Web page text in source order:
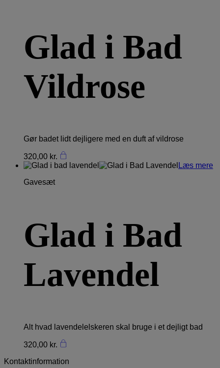
Glad i Bad
Vildrose
Gør badet lidt dejligere med en duft af vildrose
320,00 kr.
Læs mere
Gavesæt
Glad i Bad
Lavendel
Alt hvad lavendelelskeren skal bruge i et dejligt bad
320,00 kr.
Kontaktinformation